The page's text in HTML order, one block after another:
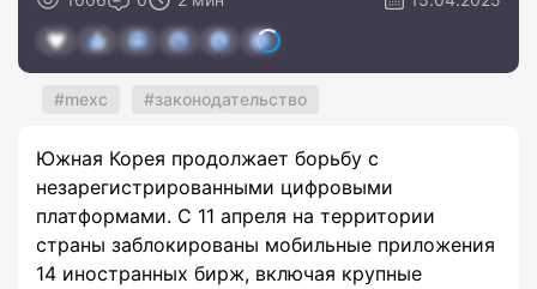
mexc законодательство
Южная Корея продолжает борьбу с
незарегистрированными цифровыми
платформами. С 11 апреля на территории
страны заблокированы мобильные приложения
14 иностранных бирж, включая крупные